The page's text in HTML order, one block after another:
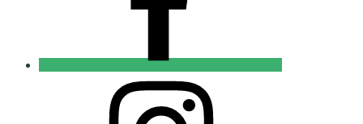
Православные
Добровольцы